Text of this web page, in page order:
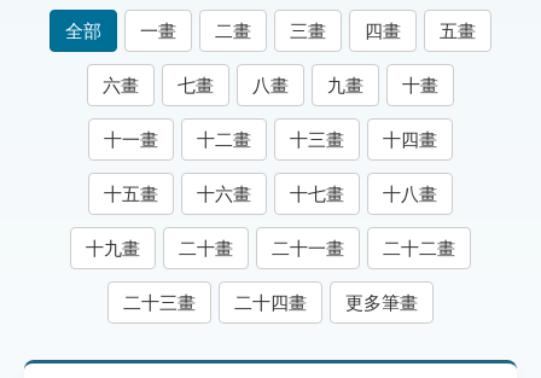
索引選單
知識索引
單字索引
生命大百科索引
遊戲專區
貓頭鷹博士
全部 一畫 二畫 三畫 四畫 五畫
六畫 七畫 八畫 九畫 十畫
十一畫 十二畫 十三畫 十四畫
十五畫 十六畫 十七畫 十八畫
十九畫 二十畫 二十一畫 二十二畫
二十三畫 二十四畫 更多筆畫